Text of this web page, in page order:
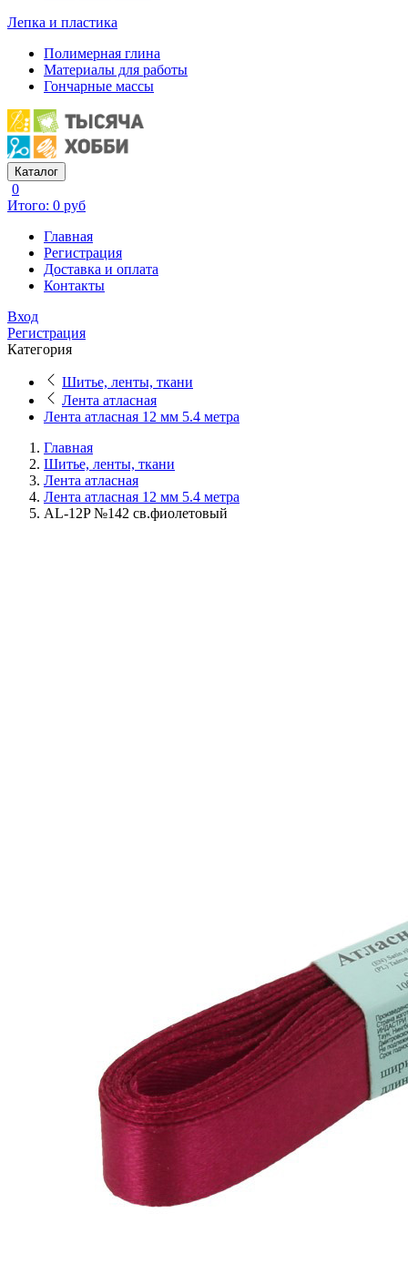
Лепка и пластика
Полимерная глина
Материалы для работы
Гончарные массы
Каталог
0
Итого: 0 руб
Главная
Регистрация
Доставка и оплата
Контакты
Вход
Регистрация
Категория
Шитье, ленты, ткани
Лента атласная
Лента атласная 12 мм 5.4 метра
Главная
Шитье, ленты, ткани
Лента атласная
Лента атласная 12 мм 5.4 метра
AL-12P №142 св.фиолетовый